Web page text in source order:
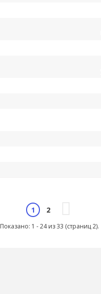
1 2
Показано: 1 - 24 из 33 (страниц 2).